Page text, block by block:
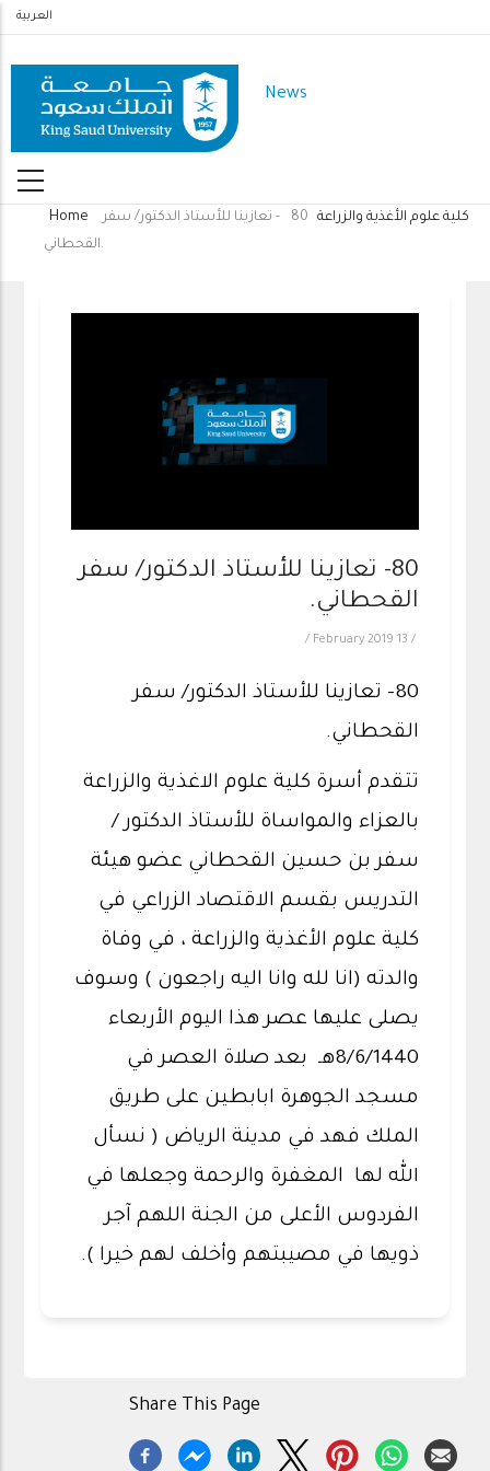
Skip
main
content
العربية
News
Breadcrumb
Home كلية علوم الأغذية والزراعة
80- تعازينا للأستاذ الدكتور/ سفر
القحطاني.
80- تعازينا للأستاذ الدكتور/ سفر
القحطاني.
/
13 February 2019
/
80- تعازينا للأستاذ الدكتور/ سفر
القحطاني.
تتقدم أسرة كلية علوم الاغذية والزراعة
بالعزاء والمواساة للأستاذ الدكتور /
سفر بن حسين القحطاني عضو هيئة
التدريس بقسم الاقتصاد الزراعي في
كلية علوم الأغذية والزراعة ، في وفاة
والدته (انا لله وانا اليه راجعون ) وسوف
يصلى عليها عصر هذا اليوم الأربعاء
8/6/1440هـ بعد صلاة العصر في
مسجد الجوهرة ابابطين على طريق
الملك فهد في مدينة الرياض ( نسأل
الله لها المغفرة والرحمة وجعلها في
الفردوس الأعلى من الجنة اللهم آجر
ذويها في مصيبتهم وأخلف لهم خيرا ).
Share This Page